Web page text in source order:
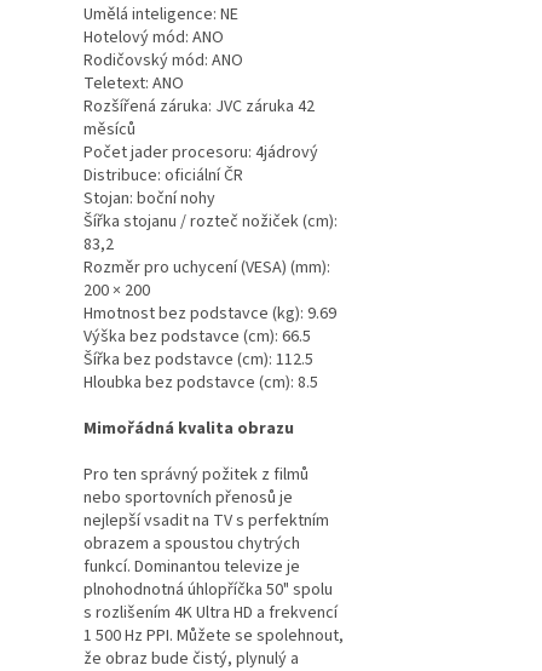
Umělá inteligence: NE
Hotelový mód: ANO
Rodičovský mód: ANO
Teletext: ANO
Rozšířená záruka: JVC záruka 42
měsíců
Počet jader procesoru: 4jádrový
Distribuce: oficiální ČR
Stojan: boční nohy
Šířka stojanu / rozteč nožiček (cm):
83,2
Rozměr pro uchycení (VESA) (mm):
200 × 200
Hmotnost bez podstavce (kg): 9.69
Výška bez podstavce (cm): 66.5
Šířka bez podstavce (cm): 112.5
Hloubka bez podstavce (cm): 8.5
Mimořádná kvalita obrazu
Pro ten správný požitek z filmů
nebo sportovních přenosů je
nejlepší vsadit na TV s perfektním
obrazem a spoustou chytrých
funkcí. Dominantou televize je
plnohodnotná úhlopříčka 50" spolu
s rozlišením 4K Ultra HD a frekvencí
1 500 Hz PPI. Můžete se spolehnout,
že obraz bude čistý, plynulý a